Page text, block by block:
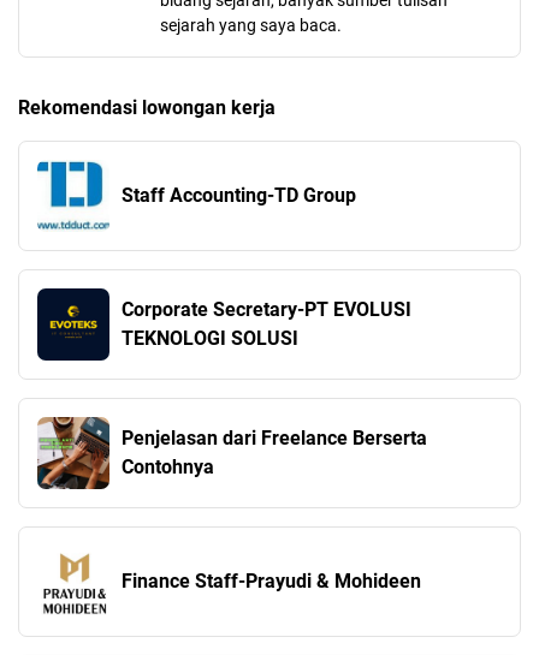
sejarah yang saya baca.
Rekomendasi lowongan kerja
Staff Accounting-TD Group
Corporate Secretary-PT EVOLUSI
TEKNOLOGI SOLUSI
Penjelasan dari Freelance Berserta
Contohnya
Finance Staff-Prayudi & Mohideen